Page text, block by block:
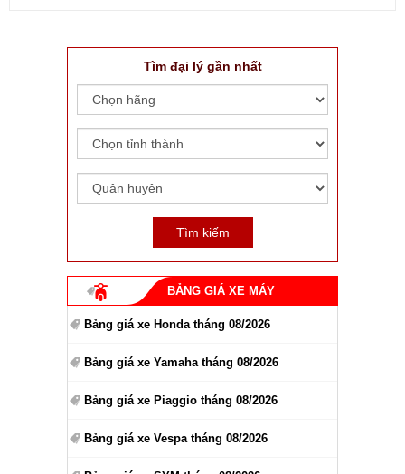
Tìm đại lý gần nhất
BẢNG GIÁ XE MÁY
Bảng giá xe Honda tháng 08/2026
Bảng giá xe Yamaha tháng 08/2026
Bảng giá xe Piaggio tháng 08/2026
Bảng giá xe Vespa tháng 08/2026